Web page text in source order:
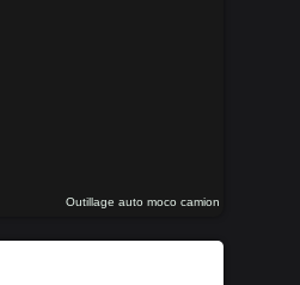
Outillage auto moco camion